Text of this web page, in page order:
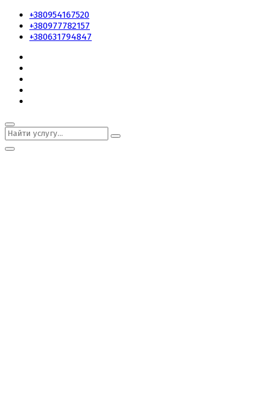
+380954167520
+380977782157
+380631794847